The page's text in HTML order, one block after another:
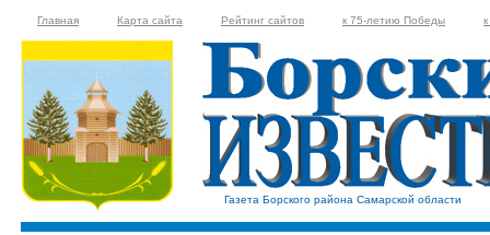
Главная Карта сайта Рейтинг сайтов к 75-летию Победы
Газета Борского района Самарской области